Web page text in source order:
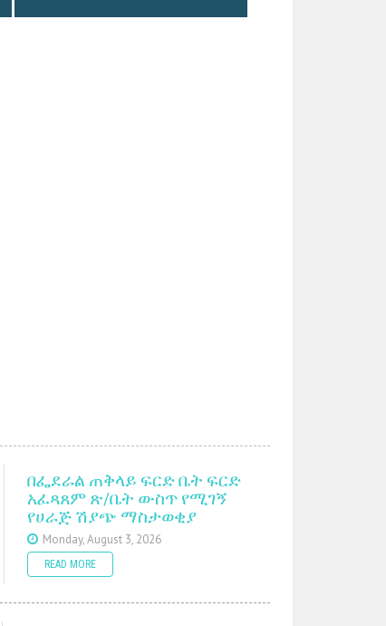
በፌደራል ጠቅላይ ፍርድ ቤት ፍርድ
አፈጻጸም ጽ/ቤት ውስጥ የሚገኝ
የሀራጅ ሽያጭ ማስታወቂያ
Monday, August 3, 2026
READ MORE